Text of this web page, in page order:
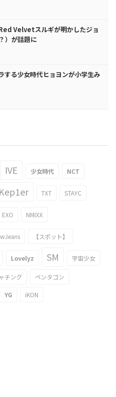
Velvetスルギが明かしたジョ
）が話題に
する少女時代ヒョヨンが小学生み
IVE 少女時代 NCT
Kep1er TXT STAYC
EXO NMIXX
【スポット】
Lovelyz SM 宇宙少女
チング ペンタゴン
YG iKON